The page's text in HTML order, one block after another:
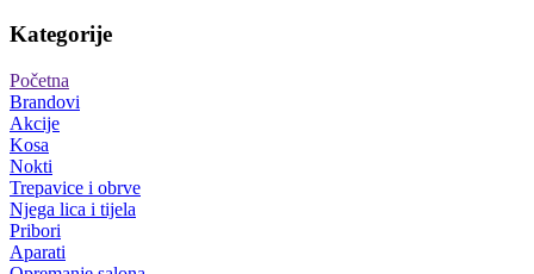
Kategorije
Početna
Brandovi
Akcije
Kosa
Nokti
Trepavice i obrve
Njega lica i tijela
Pribori
Aparati